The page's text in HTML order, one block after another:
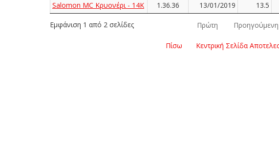
Salomon MC Κρυονέρι - 14K
1.36.36 13/01/2019 13.5
Εμφάνιση 1 από 2 σελίδες Πρώτη Προηγούμενη
Πίσω Κεντρική Σελίδα